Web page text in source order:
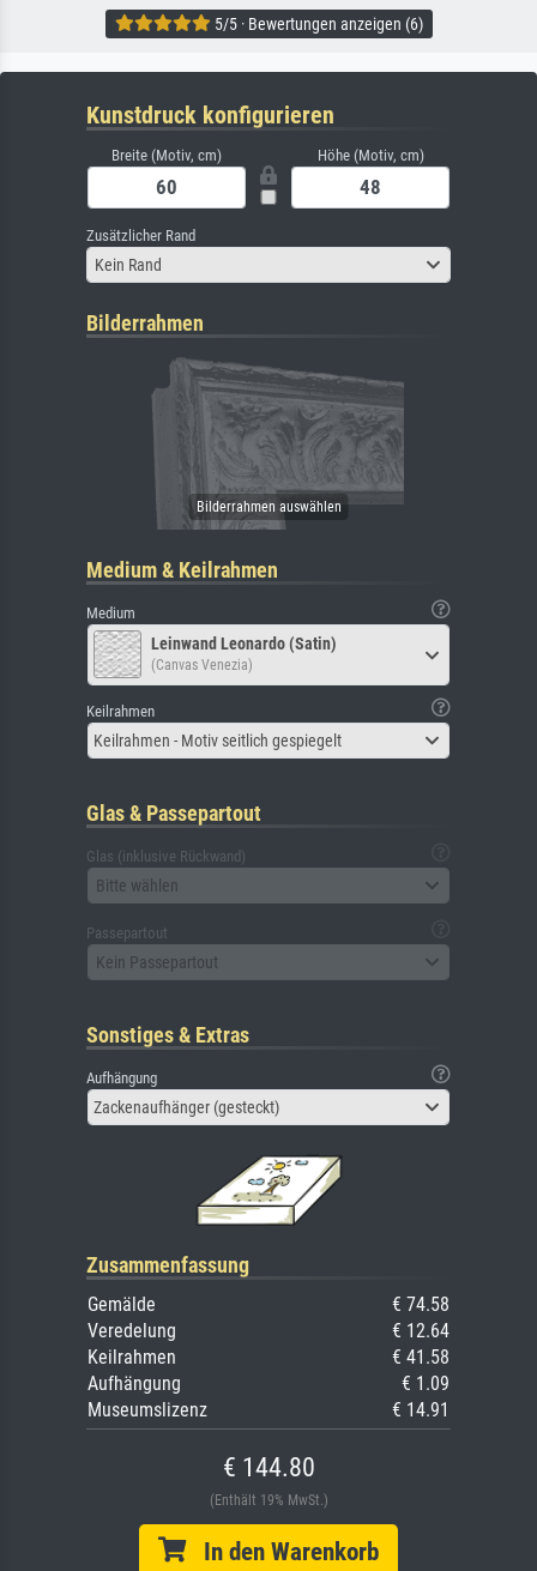
5/5 · Bewertungen anzeigen (6)
Kunstdruck konfigurieren
Breite (Motiv, cm) Höhe (Motiv, cm)
Zusätzlicher Rand
Kein Rand
Bilderrahmen
Medium & Keilrahmen
Medium
Leinwand Leonardo (Satin)
(Canvas Venezia)
Keilrahmen
Keilrahmen - Motiv seitlich gespiegelt
Glas & Passepartout
Glas (inklusive Rückwand)
Bitte wählen
Passepartout
Kein Passepartout
Sonstiges & Extras
Aufhängung
Zackenaufhänger (gesteckt)
Zusammenfassung
Gemälde
€ 74.58
Veredelung
€ 12.64
Keilrahmen
€ 41.58
Aufhängung
€ 1.09
Museumslizenz
€ 14.91
€ 144.80
(Enthält 19% MwSt.)
In den Warenkorb